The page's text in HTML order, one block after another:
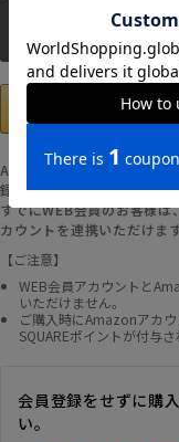
Amazonアカウントの登録
録が可能です。
すでにWEB会員のお客様
カウントを連携いただけます
【ご注意】
WEB会員アカウントと
いただけません。
ご購入時にAmazonアカ
SQUAREポイントが付与さ
会員登録をせずに購
い。